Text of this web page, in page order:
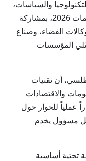
والسياسات،
وذلك ضمن أعمال القمة العالمية للحكومات 2026، بمشاركة
الفضاء، وصناع
المؤسسات
أن تقنيات
والاقتصادات
عملياً للحوار حول
مسؤول يخدم
تحتية أساسية